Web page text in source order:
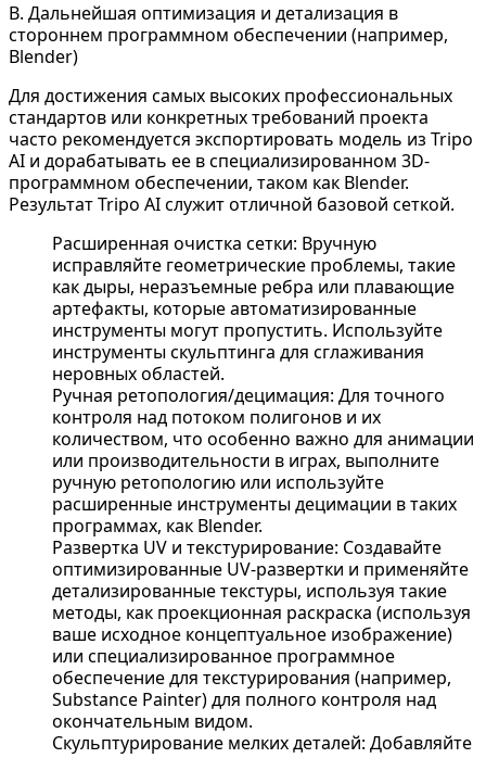
B. Дальнейшая оптимизация и детализация в
стороннем программном обеспечении (например,
Blender)
Для достижения самых высоких профессиональных
стандартов или конкретных требований проекта
часто рекомендуется экспортировать модель из Tripo
AI и дорабатывать ее в специализированном 3D-
программном обеспечении, таком как Blender.
Результат Tripo AI служит отличной базовой сеткой.
Расширенная очистка сетки: Вручную
исправляйте геометрические проблемы, такие
как дыры, неразъемные ребра или плавающие
артефакты, которые автоматизированные
инструменты могут пропустить. Используйте
инструменты скульптинга для сглаживания
неровных областей.
Ручная ретопология/децимация: Для точного
контроля над потоком полигонов и их
количеством, что особенно важно для анимации
или производительности в играх, выполните
ручную ретопологию или используйте
расширенные инструменты децимации в таких
программах, как Blender.
Развертка UV и текстурирование: Создавайте
оптимизированные UV-развертки и применяйте
детализированные текстуры, используя такие
методы, как проекционная раскраска (используя
ваше исходное концептуальное изображение)
или специализированное программное
обеспечение для текстурирования (например,
Substance Painter) для полного контроля над
окончательным видом.
Скульптурирование мелких деталей: Добавляйте